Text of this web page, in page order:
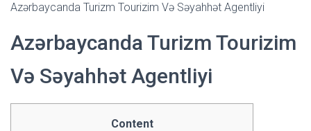
Azərbaycanda Turizm Tourizim Və Səyahhət Agentliyi
Azərbaycanda Turizm Tourizim
Və Səyahhət Agentliyi
Content